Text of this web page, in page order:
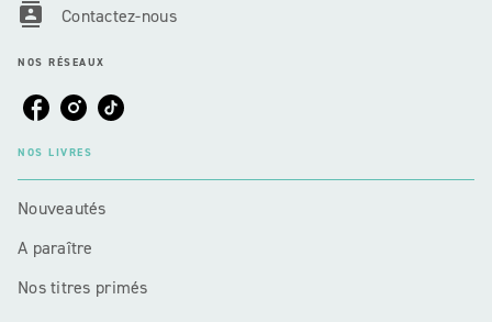
contacts Contactez-nous
NOS RÉSEAUX
NOS LIVRES
Nouveautés
A paraître
Nos titres primés